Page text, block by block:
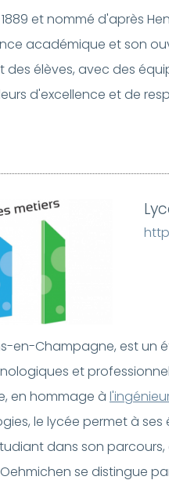
et nommé d'après
académique et son
élèves, avec des
d'excellence et de
en-Champagne, est
et
en hommage à
le lycée permet à
dans son
se distingue